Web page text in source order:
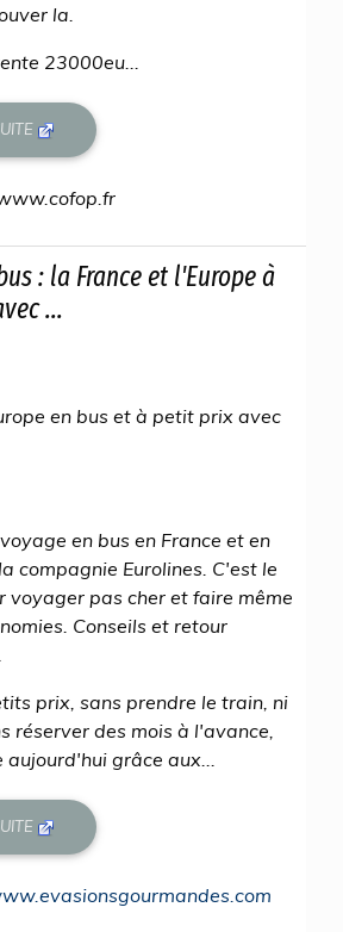
la.
23000eu...
: la France et l'Europe à
...
en bus et à petit prix avec
en bus en France et en
compagnie Eurolines. C'est le
voyager pas cher et faire même
Conseils et retour
prix, sans prendre le train, ni
réserver des mois à l'avance,
grâce aux...